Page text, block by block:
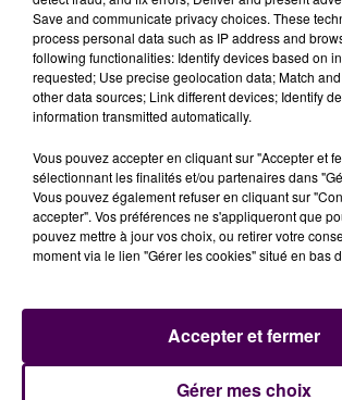
Pourquoi pas à Rouen ? Si on trouve
sûr que je démissionne".
UNE FUSION AVEC QRM ?
Et après une fusion entamée en 2015
deux ans plus tard, l’idée d’un nouveau
rapprochement avec QRM a été
dernières semaines."Il ne peut pas y
cette année.Il y a un mois, j’ai
Mallet(ndlr : président de QRM), qui
Lui sait bien gérer, mais aujourd’hui
interdit d’être actionnaire de deux
10%. Il a rencontré les gens de la
française de football et a vu que ce
Save and communicate privacy choices. These
process personal data such as IP address and
following functionalities: Identify devices based on
requested; Use precise geolocation data; Match
other data sources; Link different devices; Identify
information transmitted automatically.
Vous pouvez accepter en cliquant sur "Accepter et
sélectionnant les finalités et/ou partenaires dans
Vous pouvez également refuser en cliquant sur
accepter". Vos préférences ne s'appliqueront que
pouvez mettre à jour vos choix, ou retirer votre
moment via le lien "Gérer les cookies" situé en bas
Gérer mes choix
Accepter et fermer